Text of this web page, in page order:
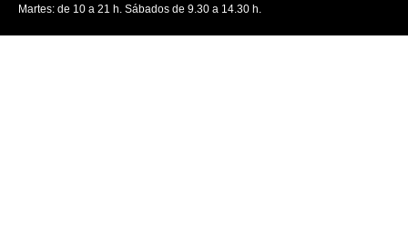
Martes: de 10 a 21 h. Sábados de 9.30 a 14.30 h.